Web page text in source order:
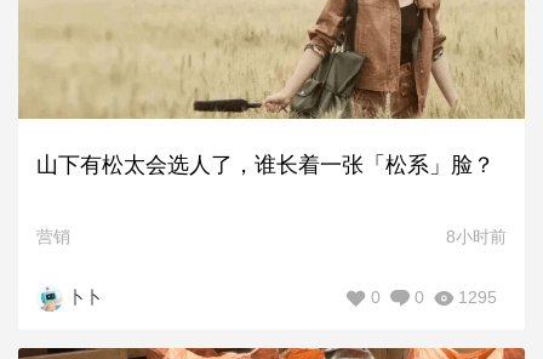
山下有松太会选人了，谁长着一张「松系」脸？
营销 8小时前
卜卜 1295
0
0